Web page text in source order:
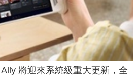
將迎來系統級重大更新，全